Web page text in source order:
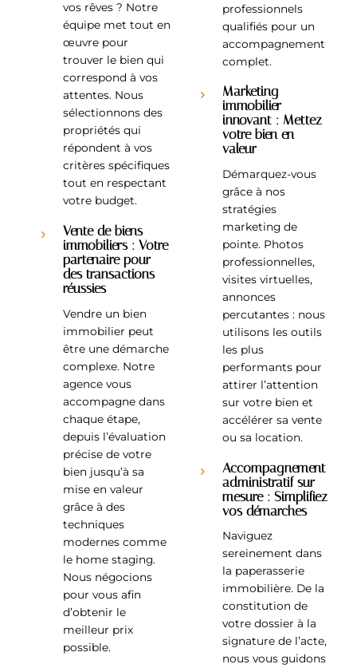
vos rêves ? Notre
équipe met tout en
œuvre pour
trouver le bien qui
correspond à vos
attentes. Nous
sélectionnons des
propriétés qui
répondent à vos
critères spécifiques
tout en respectant
votre budget.
Vente de biens
immobiliers : Votre
partenaire pour
des transactions
réussies
Vendre un bien
immobilier peut
être une démarche
complexe. Notre
agence vous
accompagne dans
chaque étape,
depuis l’évaluation
précise de votre
bien jusqu’à sa
mise en valeur
grâce à des
techniques
modernes comme
le home staging.
Nous négocions
pour vous afin
d’obtenir le
meilleur prix
possible.
professionnels
qualifiés pour un
accompagnement
complet.
Marketing
immobilier
innovant : Mettez
votre bien en
valeur
Démarquez-vous
grâce à nos
stratégies
marketing de
pointe. Photos
professionnelles,
visites virtuelles,
annonces
percutantes : nous
utilisons les outils
les plus
performants pour
attirer l’attention
sur votre bien et
accélérer sa vente
ou sa location.
Accompagnement
administratif sur
mesure : Simplifiez
vos démarches
Naviguez
sereinement dans
la paperasserie
immobilière. De la
constitution de
votre dossier à la
signature de l’acte,
nous vous guidons